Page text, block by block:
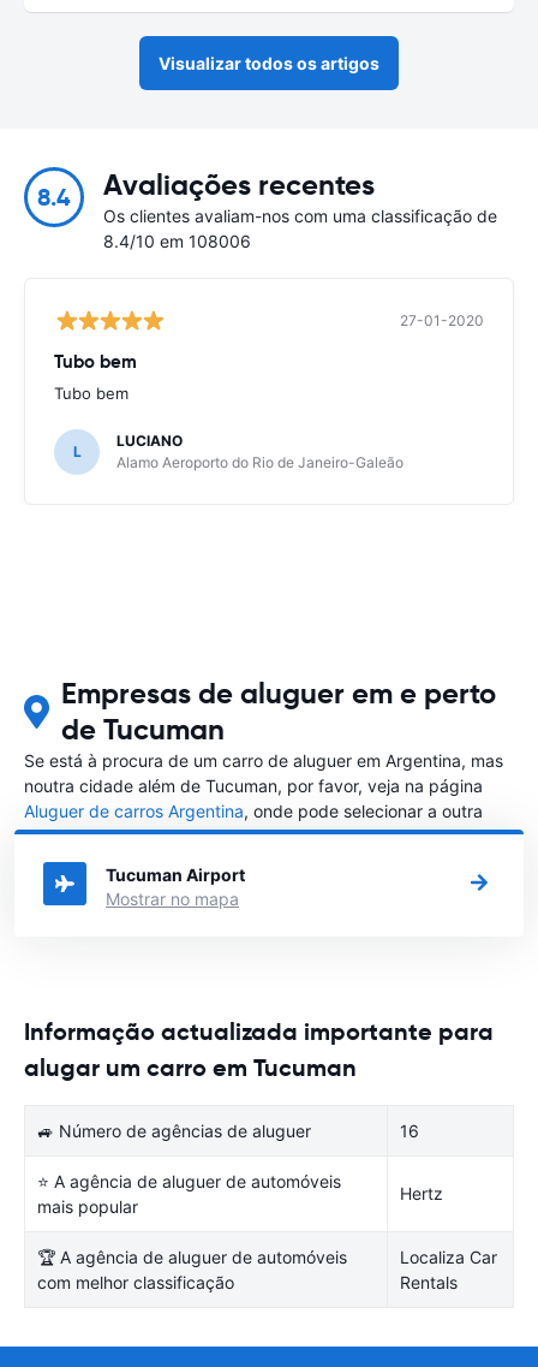
Visualizar todos os artigos
8.4 Avaliações recentes
Os clientes avaliam-nos com uma classificação de
8.4/10 em 108006
27-01-2020
Tubo bem
Tubo bem
L
LUCIANO
Alamo Aeroporto do Rio de Janeiro-Galeão
Empresas de aluguer em e perto
de Tucuman
Se está à procura de um carro de aluguer em Argentina, mas
noutra cidade além de Tucuman, por favor, veja na página
Aluguer de carros Argentina, onde pode selecionar a outra
cidade em Argentina que gostaria de alugar um carro
Tucuman Airport
Mostrar no mapa
Informação actualizada importante para
alugar um carro em Tucuman
🚙 Número de agências de aluguer 16
⭐ A agência de aluguer de automóveis
mais popular
Hertz
🏆 A agência de aluguer de automóveis
com melhor classificação
Localiza Car
Rentals